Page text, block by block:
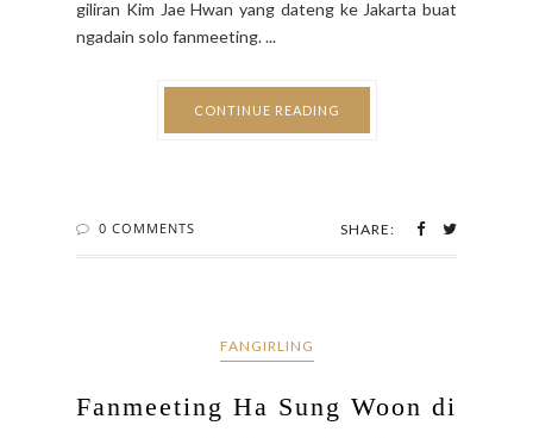
giliran Kim Jae Hwan yang dateng ke Jakarta buat
ngadain solo fanmeeting. ...
CONTINUE READING
0 COMMENTS SHARE:
FANGIRLING
Fanmeeting Ha Sung Woon di